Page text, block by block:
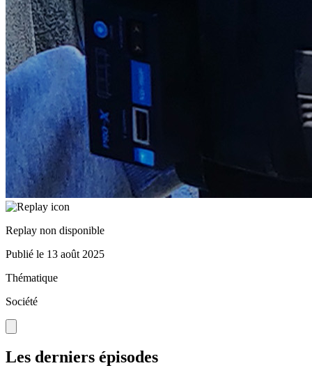
Replay non disponible
Publié le 13 août 2025
Thématique
Société
Les derniers épisodes